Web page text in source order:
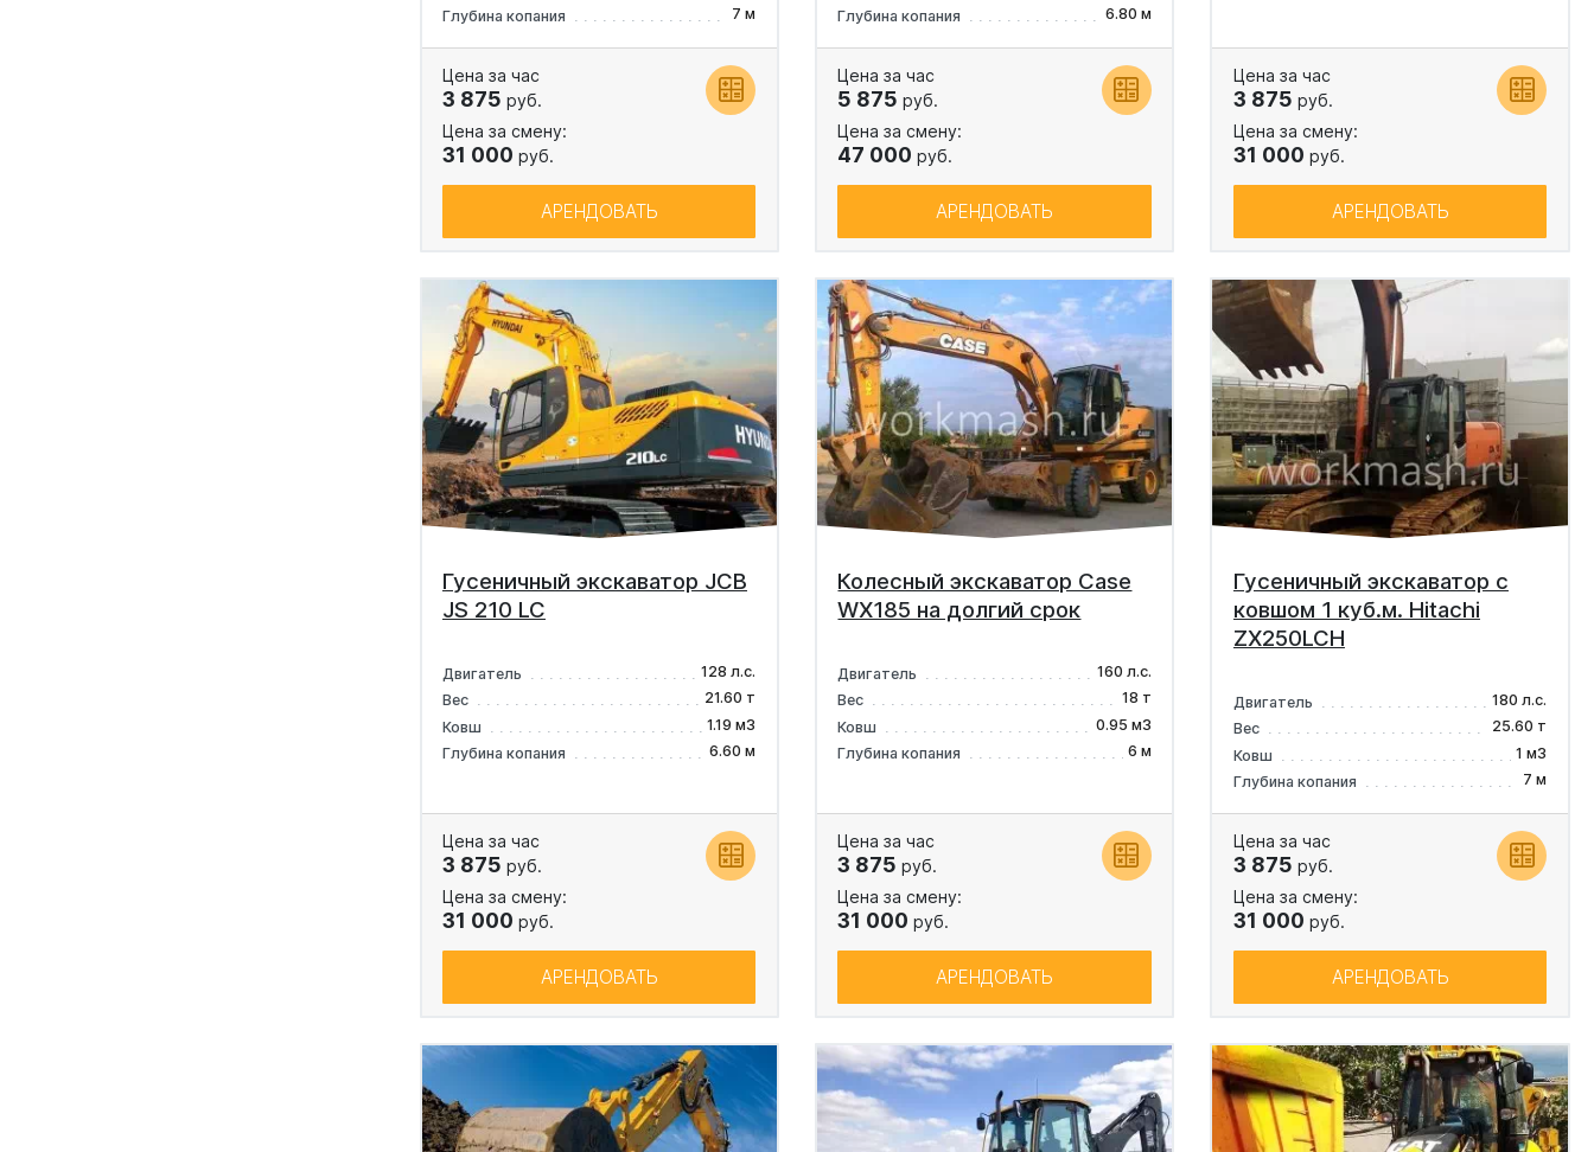
Глубина копания
7 м
Цена за час
3 875 руб.
Цена за смену:
31 000 руб.
АРЕНДОВАТЬ
Глубина копания
6.80 м
Цена за час
5 875 руб.
Цена за смену:
47 000 руб.
АРЕНДОВАТЬ
Цена за час
3 875 руб.
Цена за смену:
31 000 руб.
АРЕНДОВАТЬ
Гусеничный экскаватор JCB
JS 210 LC
Двигатель
128 л.с.
Вес
21.60 т
Ковш
1.19 м3
Глубина копания
6.60 м
Цена за час
3 875 руб.
Цена за смену:
31 000 руб.
АРЕНДОВАТЬ
Колесный экскаватор Case
WX185 на долгий срок
Двигатель
160 л.с.
Вес
18 т
Ковш
0.95 м3
Глубина копания
6 м
Цена за час
3 875 руб.
Цена за смену:
31 000 руб.
АРЕНДОВАТЬ
Гусеничный экскаватор с
ковшом 1 куб.м. Hitachi
ZX250LCH
Двигатель
180 л.с.
Вес
25.60 т
Ковш
1 м3
Глубина копания
7 м
Цена за час
3 875 руб.
Цена за смену:
31 000 руб.
АРЕНДОВАТЬ